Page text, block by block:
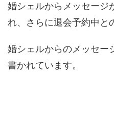
婚シェルからメッセージ
れ、さらに退会予約中と
婚シェルからのメッセー
書かれています。